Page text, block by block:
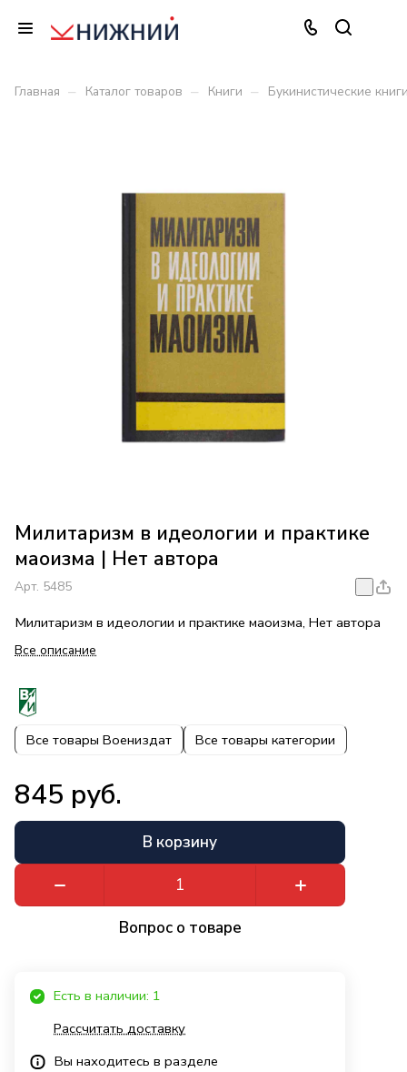
Главная – Каталог товаров – Книги – Букинистические
Милитаризм в идеологии и практике
маоизма | Нет автора
Арт. 5485
Милитаризм в идеологии и практике маоизма, Нет автора
Все описание
Все товары Воениздат Все товары категории
845 руб.
В корзину
Вопрос о товаре
Есть в наличии: 1
Рассчитать доставку
Вы находитесь в разделе